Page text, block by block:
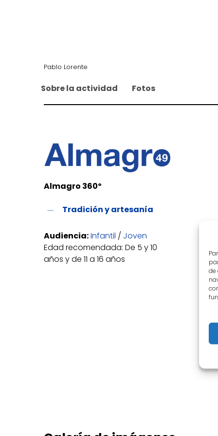
de
Pablo Lorente
Sobre la actividad Fotos
Almagro 360º
Tradición y artesanía
Audiencia:Infantil / Joven
Edad recomendada: De 5 y 10
años y de 11 a 16 años